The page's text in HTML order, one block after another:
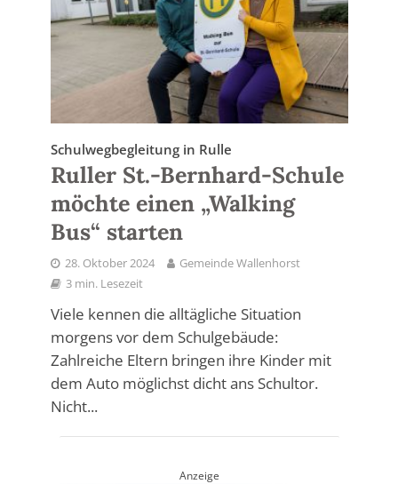
Schulwegbegleitung in Rulle
Ruller St.-Bernhard-Schule
möchte einen „Walking
Bus“ starten
28. Oktober 2024
Gemeinde Wallenhorst
3 min. Lesezeit
Viele kennen die alltägliche Situation
morgens vor dem Schulgebäude:
Zahlreiche Eltern bringen ihre Kinder mit
dem Auto möglichst dicht ans Schultor.
Nicht...
Anzeige